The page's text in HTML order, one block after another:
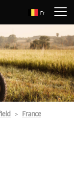
Fr
France